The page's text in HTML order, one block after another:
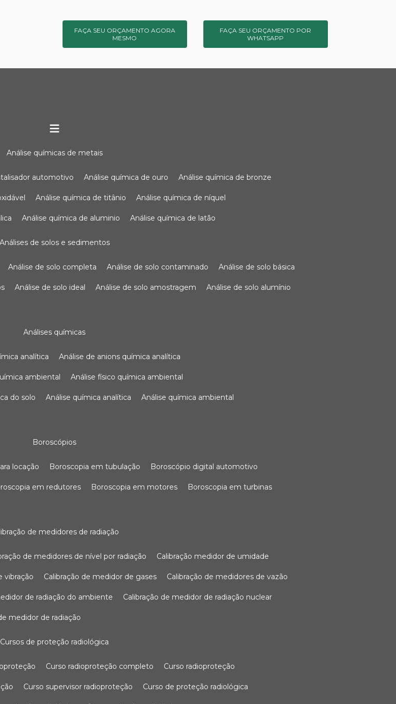
FAÇA SEU ORÇAMENTO AGORA
MESMO
FAÇA SEU ORÇAMENTO POR
WHATSAPP
análise químicas de metais
automotivo análise química de ouro análise química de bronze
análise química de titânio análise química de níquel
análise química de aluminio análise química de latão
análises de solos e sedimentos
análise de solo completa análise de solo contaminado análise de solo básica
análise de solo ideal análise de solo amostragem análise de solo alumínio
análises químicas
analítica análise de anions química analítica
ambiental análise físico química ambiental
do solo análise química analítica análise química ambiental
boroscópios
locação boroscopia em tubulação boroscópio digital automotivo
em redutores boroscopia em motores boroscopia em turbinas
de medidores de radiação
de medidores de nível por radiação calibração medidor de umidade
vibração calibração de medidor de gases calibração de medidores de vazão
de radiação do ambiente calibração de medidor de radiação nuclear
medidor de radiação
cursos de proteção radiológica
curso radioproteção completo curso radioproteção
curso supervisor radioproteção curso de proteção radiológica